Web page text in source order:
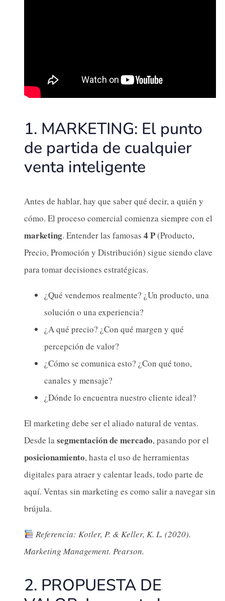
1. MARKETING: El punto
de partida de cualquier
venta inteligente
Antes de hablar, hay que saber qué decir, a quién y
cómo. El proceso comercial comienza siempre con el
marketing. Entender las famosas 4 P(Producto,
Precio, Promoción y Distribución) sigue siendo clave
para tomar decisiones estratégicas.
¿Qué vendemos realmente? ¿Un producto, una
solución o una experiencia?
¿A qué precio? ¿Con qué margen y qué
percepción de valor?
¿Cómo se comunica esto? ¿Con qué tono,
canales y mensaje?
¿Dónde lo encuentra nuestro cliente ideal?
El marketing debe ser el aliado natural de ventas.
Desde lasegmentación de mercado, pasando por el
posicionamiento, hasta el uso de herramientas
digitales para atraer y calentar leads, todo parte de
aquí. Ventas sin marketing es como salir a navegar sin
brújula.
Referencia: Kotler, P. & Keller, K. L. (2020).
Marketing Management. Pearson.
2. PROPUESTA DE